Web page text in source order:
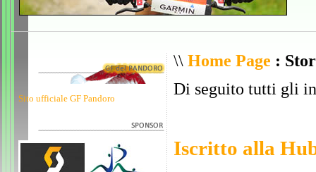
Sito ufficiale GF Pandoro
\\ Home Page :
Di seguito tutti gli
Iscritto alla